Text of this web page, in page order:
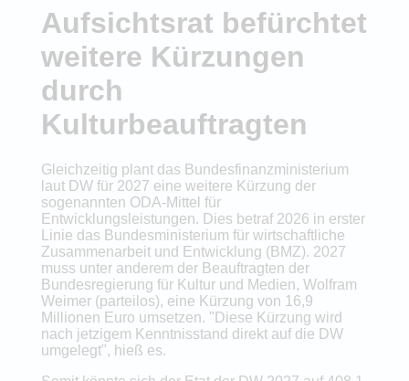
Aufsichtsrat befürchtet
weitere Kürzungen
durch
Kulturbeauftragten
Gleichzeitig plant das Bundesfinanzministerium
laut DW für 2027 eine weitere Kürzung der
sogenannten ODA-Mittel für
Entwicklungsleistungen. Dies betraf 2026 in erster
Linie das Bundesministerium für wirtschaftliche
Zusammenarbeit und Entwicklung (BMZ). 2027
muss unter anderem der Beauftragten der
Bundesregierung für Kultur und Medien, Wolfram
Weimer (parteilos), eine Kürzung von 16,9
Millionen Euro umsetzen. "Diese Kürzung wird
nach jetzigem Kenntnisstand direkt auf die DW
umgelegt", hieß es.